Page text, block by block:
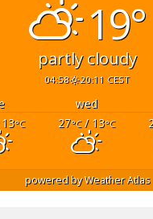
19°
partly cloudy
04:58 20:11 CEST
wed
°C 27°C/ 13°C
powered byWeather Atlas